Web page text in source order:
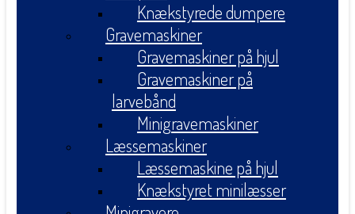
Knækstyrede dumpere
Gravemaskiner
Gravemaskiner på hjul
Gravemaskiner på
larvebånd
Minigravemaskiner
Læssemaskiner
Læssemaskine på hjul
Knækstyret minilæsser